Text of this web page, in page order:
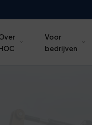
Voor
bedrijven